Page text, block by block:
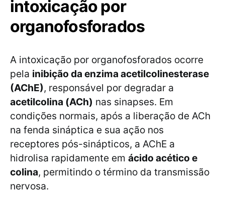
intoxicação por
organofosforados
A intoxicação por organofosforados ocorre
pela inibição da enzima acetilcolinesterase
(AChE), responsável por degradar a
acetilcolina (ACh) nas sinapses. Em
condições normais, após a liberação de ACh
na fenda sináptica e sua ação nos
receptores pós-sinápticos, a AChE a
hidrolisa rapidamente em ácido acético e
colina, permitindo o término da transmissão
nervosa.